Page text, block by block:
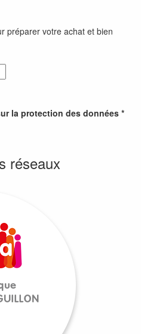
préparer votre achat et bien
la protection des données *
réseaux